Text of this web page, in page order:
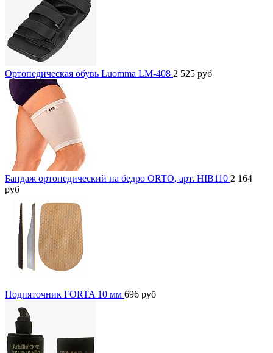
Ортопедическая обувь Luomma LM-408 2 525 руб
Бандаж ортопедический на бедро ORTO, арт. HIB110 2 164
руб
Подпяточник FORTA 10 мм 696 руб